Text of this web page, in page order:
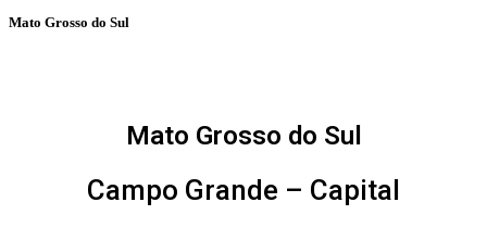
Mato Grosso do Sul
Mato Grosso do Sul
Campo Grande – Capital